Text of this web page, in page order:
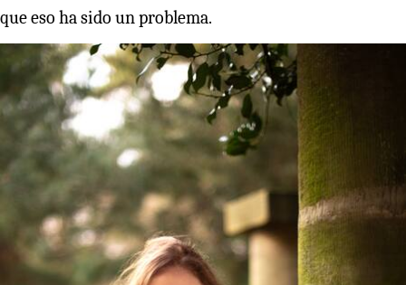
que eso ha sido un problema.